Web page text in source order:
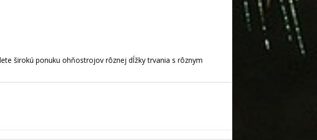
širokú ponuku ohňostrojov rôznej dĺžky trvania s rôznym